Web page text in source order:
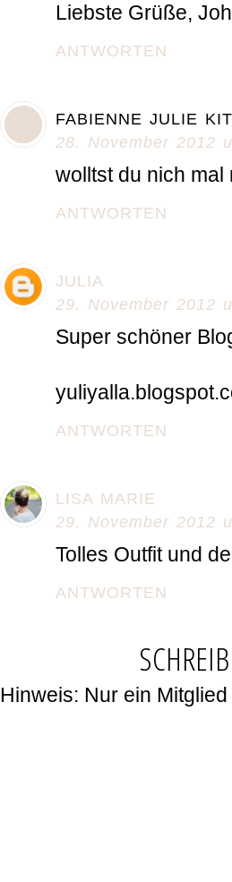
Liebste Grüße,
ANTWORTEN
FABIENNE JULIE
28. November 2012
wolltst du nich mal
ANTWORTEN
JULIA
29. November 2012
Super schöner
ANTWORTEN
LISA MARIE
29. November 2012
Tolles Outfit und
ANTWORTEN
Hinweis: Nur ein